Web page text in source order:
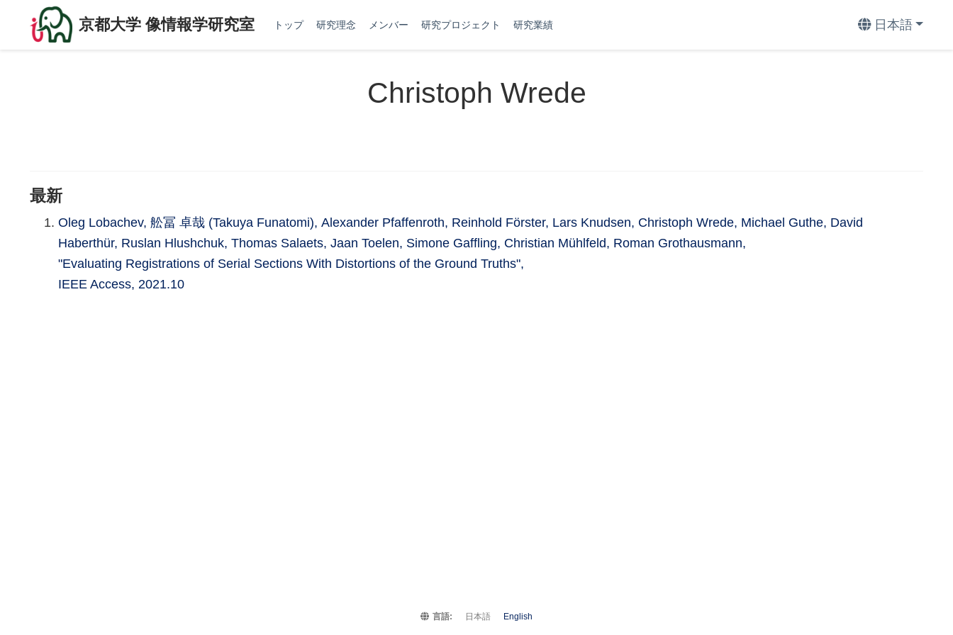
京都大学 像情報学研究室 トップ 研究理念 メンバー 研究プロジェクト 研究業績 日本語
Christoph Wrede
最新
Oleg Lobachev, 舩冨 卓哉 (Takuya Funatomi), Alexander Pfaffenroth, Reinhold Förster, Lars Knudsen, Christoph Wrede, Michael Guthe, David
Haberthür, Ruslan Hlushchuk, Thomas Salaets, Jaan Toelen, Simone Gaffling, Christian Mühlfeld, Roman Grothausmann,
"Evaluating Registrations of Serial Sections With Distortions of the Ground Truths",
IEEE Access, 2021.10
言語: 日本語 English